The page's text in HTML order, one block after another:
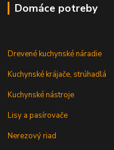
Domáce potreby
Drevené kuchynské náradie
Kuchynské krájače, strúhadlá
Kuchynské nástroje
Lisy a pasírovače
Nerezový riad